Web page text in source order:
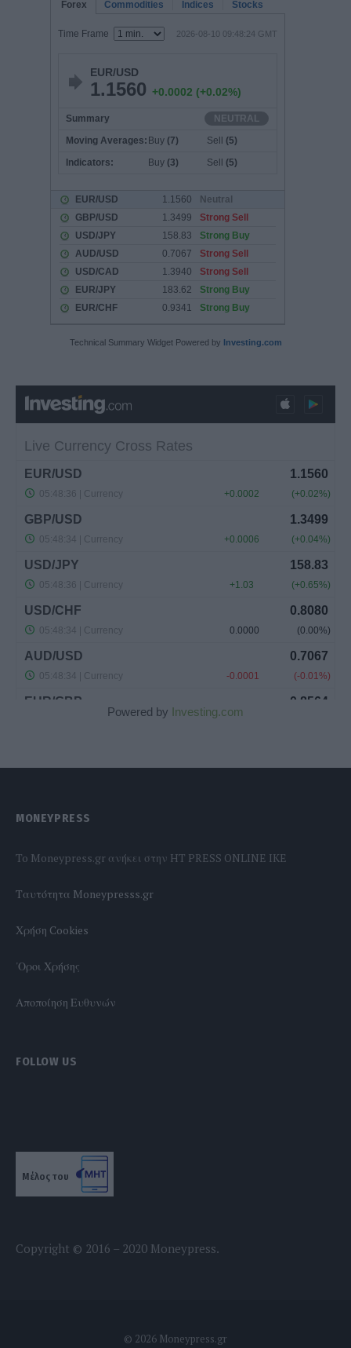
Technical Summary Widget Powered by Investing.com
Powered by Investing.com
MONEYPRESS
To Moneypress.gr ανήκει στην HT PRESS ONLINE IKE
Tαυτότητα Moneypresss.gr
Χρήση Cookies
'Οροι Χρήσης
Αποποίηση Ευθυνών
FOLLOW US
Μέλος του
Copyright © 2016 – 2020 Moneypress.
© 2026 Moneypress.gr